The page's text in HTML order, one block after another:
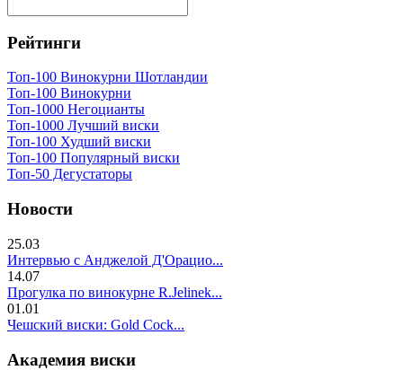
Рейтинги
Топ-100 Винокурни Шотландии
Топ-100 Винокурни
Топ-1000 Негоцианты
Топ-1000 Лучший виски
Топ-100 Худший виски
Топ-100 Популярный виски
Топ-50 Дегустаторы
Новости
25.03
Интервью с Анджелой Д'Орацио...
14.07
Прогулка по винокурне R.Jelinek...
01.01
Чешский виски: Gold Cock...
Академия виски